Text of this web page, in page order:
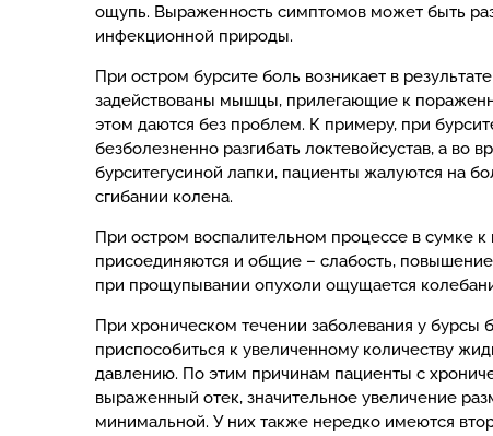
ощупь. Выраженность симптомов может быть
инфекционной природы.
При остром бурсите боль возникает в
задействованы мышцы, прилегающие к
этом даются без проблем. К примеру, при
безболезненно разгибать локтевойсустав, а во
бурситегусиной лапки, пациенты жалуются на
сгибании колена.
При остром воспалительном процессе в сумке
присоединяются и общие – слабость,
при прощупывании опухоли ощущается
При хроническом течении заболевания у бурсы
приспособиться к увеличенному количеству
давлению. По этим причинам пациенты с
выраженный отек, значительное увеличение
минимальной. У них также нередко имеются